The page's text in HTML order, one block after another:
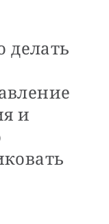
делать
и